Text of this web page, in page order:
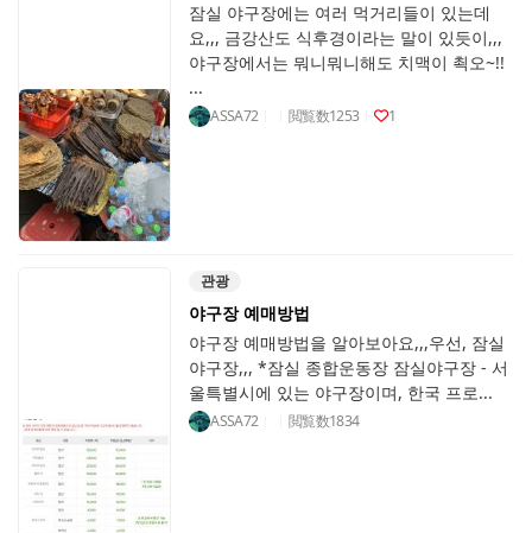
잠실 야구장에는 여러 먹거리들이 있는데
요,,, 금강산도 식후경이라는 말이 있듯이,,,
야구장에서는 뭐니뭐니해도 치맥이 쵝오~!!
...
ASSA72 閲覧数1253 1
관광
야구장 예매방법
야구장 예매방법을 알아보아요,,,우선, 잠실
야구장,,, *잠실 종합운동장 잠실야구장 - 서
울특별시에 있는 야구장이며, 한국 프로...
ASSA72 閲覧数1834